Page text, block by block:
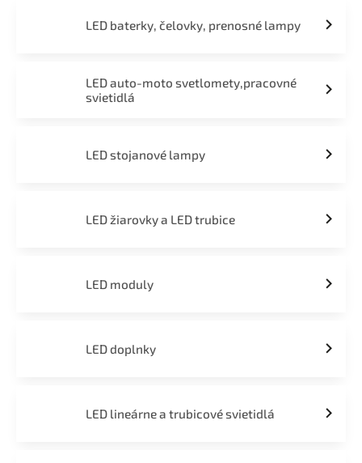
LED baterky, čelovky, prenosné lampy
LED auto-moto svetlomety,pracovné
svietidlá
LED stojanové lampy
LED žiarovky a LED trubice
LED moduly
LED doplnky
LED lineárne a trubicové svietidlá